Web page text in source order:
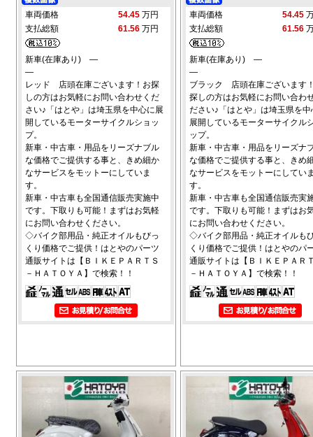
車両価格 54.45 万円
支払総額
61.56 万円
新車(在庫あり) ―
―
レッド 店頭在庫ございます！お探
しの方はお気軽にお問い合わせくだ
さい♪「はとや」は埼玉県を中心に展
開しているモーターサイクルショッ
プ。
新車・中古車・用品をリーズナブル
な価格でご提供する事と、きめ細か
なサービスをモットーにしていま
す。
新車・中古車も全国通信販売実施中
です。下取りも可能！まずはお気軽
にお問い合わせください。
◇バイク部用品・純正オイルもびっ
くり価格でご提供！はとやのパーツ
通販サイトは【ＢＩＫＥＰＡＲＴＳ
－ＨＡＴＯＹＡ】で検索！！
車両価格 54.45
支払総額
61.56
新車(在庫あり) ―
―
ブラック 店頭在庫ございます
探しの方はお気軽にお問い合わ
ださい♪「はとや」は埼玉県を中
展開しているモーターサイクル
ップ。
新車・中古車・用品をリーズナ
な価格でご提供する事と、きめ
なサービスをモットーにしてい
す。
新車・中古車も全国通信販売実
です。下取りも可能！まずはお
にお問い合わせください。
◇バイク部用品・純正オイルも
くり価格でご提供！はとやのパ
通販サイトは【ＢＩＫＥＰＡＲ
－ＨＡＴＯＹＡ】で検索！！